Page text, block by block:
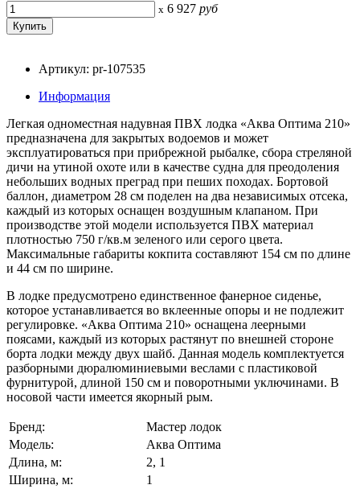
x 6 927 руб
Артикул: pr-107535
Информация
Легкая одноместная надувная ПВХ лодка «Аква Оптима 210»
предназначена для закрытых водоемов и может
эксплуатироваться при прибрежной рыбалке, сбора стреляной
дичи на утиной охоте или в качестве судна для преодоления
небольших водных преград при пеших походах. Бортовой
баллон, диаметром 28 см поделен на два независимых отсека,
каждый из которых оснащен воздушным клапаном. При
производстве этой модели используется ПВХ материал
плотностью 750 г/кв.м зеленого или серого цвета.
Максимальные габариты кокпита составляют 154 см по длине
и 44 см по ширине.
В лодке предусмотрено единственное фанерное сиденье,
которое устанавливается во вклеенные опоры и не подлежит
регулировке. «Аква Оптима 210» оснащена леерными
поясами, каждый из которых растянут по внешней стороне
борта лодки между двух шайб. Данная модель комплектуется
разборными дюралюминиевыми веслами с пластиковой
фурнитурой, длиной 150 см и поворотными уключинами. В
носовой части имеется якорный рым.
Бренд:
Мастер лодок
Модель:
Аква Оптима
Длина, м:
2, 1
Ширина, м:
1